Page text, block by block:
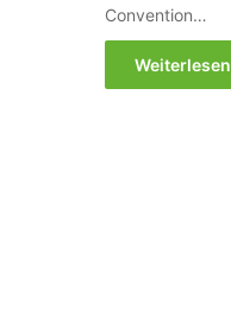
Convention…
Weiterlesen